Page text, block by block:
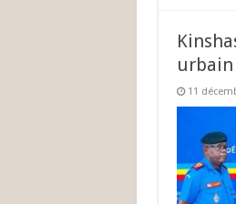
urbain
11